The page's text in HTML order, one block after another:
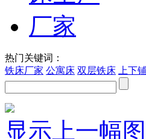
热门关键词：
铁床厂家 公寓床 双层铁床 上下
显示上一幅